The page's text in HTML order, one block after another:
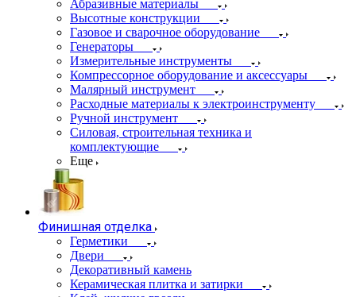
Абразивные материалы
Высотные конструкции
Газовое и сварочное оборудование
Генераторы
Измерительные инструменты
Компрессорное оборудование и аксессуары
Малярный инструмент
Расходные материалы к электроинструменту
Ручной инструмент
Силовая, строительная техника и
комплектующие
Еще
Финишная отделка
Герметики
Двери
Декоративный камень
Керамическая плитка и затирки